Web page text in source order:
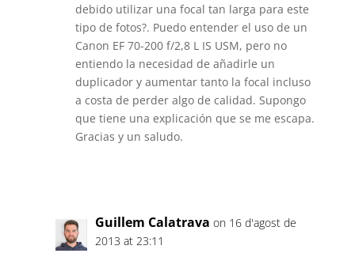
debido utilizar una focal tan larga para este
tipo de fotos?. Puedo entender el uso de un
Canon EF 70-200 f/2,8 L IS USM, pero no
entiendo la necesidad de añadirle un
duplicador y aumentar tanto la focal incluso
a costa de perder algo de calidad. Supongo
que tiene una explicación que se me escapa.
Gracias y un saludo.
Guillem Calatrava on 16 d'agost de
2013 at 23:11